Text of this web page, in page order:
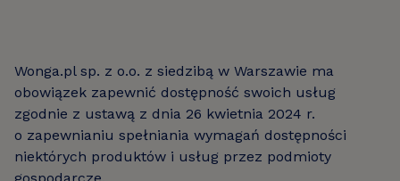
Wonga.pl sp. z o.o. z siedzibą w Warszawie ma
obowiązek zapewnić dostępność swoich usług
zgodnie z ustawą z dnia 26 kwietnia 2024 r.
o zapewnianiu spełniania wymagań dostępności
niektórych produktów i usług przez podmioty